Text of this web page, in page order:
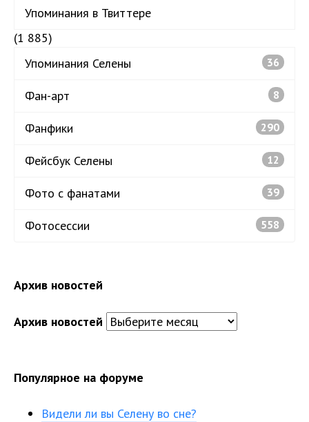
Упоминания в Твиттере
(1 885)
Упоминания Селены
36
Фан-арт 8
Фанфики 290
Фейсбук Селены 12
Фото с фанатами 39
Фотосессии 558
Архив новостей
Архив новостей
Популярное на форуме
Видели ли вы Селену во сне?